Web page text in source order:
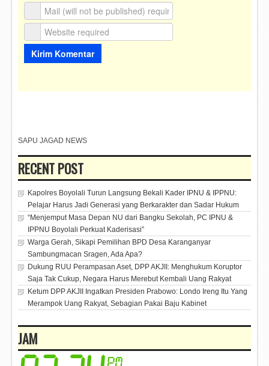
SAPU JAGAD NEWS
RECENT POST
Kapolres Boyolali Turun Langsung Bekali Kader IPNU & IPPNU:
Pelajar Harus Jadi Generasi yang Berkarakter dan Sadar Hukum
“Menjemput Masa Depan NU dari Bangku Sekolah, PC IPNU &
IPPNU Boyolali Perkuat Kaderisasi”
Warga Gerah, Sikapi Pemilihan BPD Desa Karanganyar
Sambungmacan Sragen, Ada Apa?
Dukung RUU Perampasan Aset, DPP AKJII: Menghukum Koruptor
Saja Tak Cukup, Negara Harus Merebut Kembali Uang Rakyat
Ketum DPP AKJII Ingatkan Presiden Prabowo: Londo Ireng Itu Yang
Merampok Uang Rakyat, Sebagian Pakai Baju Kabinet
JAM